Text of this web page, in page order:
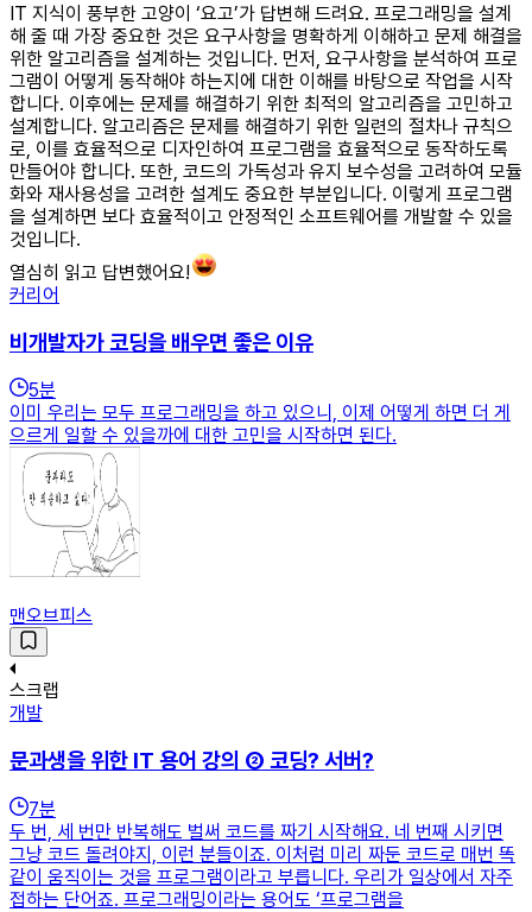
IT 지식이 풍부한 고양이 ‘요고’가 답변해 드려요. 프로그래밍을 설계
해 줄 때 가장 중요한 것은 요구사항을 명확하게 이해하고 문제 해결을
위한 알고리즘을 설계하는 것입니다. 먼저, 요구사항을 분석하여 프로
그램이 어떻게 동작해야 하는지에 대한 이해를 바탕으로 작업을 시작
합니다. 이후에는 문제를 해결하기 위한 최적의 알고리즘을 고민하고
설계합니다. 알고리즘은 문제를 해결하기 위한 일련의 절차나 규칙으
로, 이를 효율적으로 디자인하여 프로그램을 효율적으로 동작하도록
만들어야 합니다. 또한, 코드의 가독성과 유지 보수성을 고려하여 모듈
화와 재사용성을 고려한 설계도 중요한 부분입니다. 이렇게 프로그램
을 설계하면 보다 효율적이고 안정적인 소프트웨어를 개발할 수 있을
것입니다.
열심히 읽고 답변했어요!
커리어
비개발자가 코딩을 배우면 좋은 이유
5분
이미 우리는 모두 프로그래밍을 하고 있으니, 이제 어떻게 하면 더 게
으르게 일할 수 있을까에 대한 고민을 시작하면 된다.
맨오브피스
스크랩
개발
문과생을 위한 IT 용어 강의 ② 코딩? 서버?
7분
두 번, 세 번만 반복해도 벌써 코드를 짜기 시작해요. 네 번째 시키면
그냥 코드 돌려야지, 이런 분들이죠. 이처럼 미리 짜둔 코드로 매번 똑
같이 움직이는 것을 프로그램이라고 부릅니다. 우리가 일상에서 자주
접하는 단어죠. 프로그래밍이라는 용어도 ‘프로그램을